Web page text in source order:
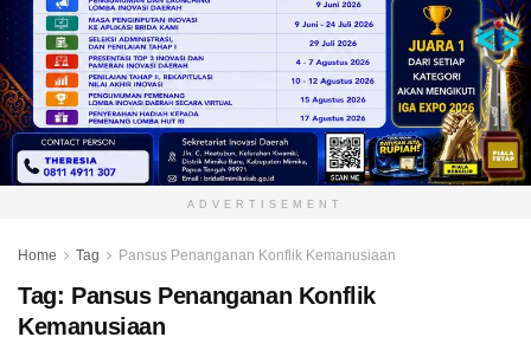
ADVERTISEMENT
Home Tag Pansus Penanganan Konflik Kemanusiaan
Tag: Pansus Penanganan Konflik
Kemanusiaan